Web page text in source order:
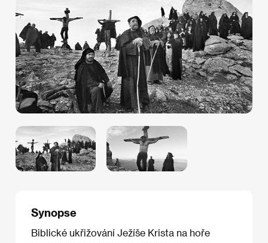
Synopse
Biblické ukřižování Ježíše Krista na hoře